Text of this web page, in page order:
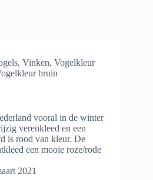
, Vinken, Vogelkleur
bruin
vooral in de winter
verenkleed en een
is rood van kleur. De
een mooie roze/rode
2021